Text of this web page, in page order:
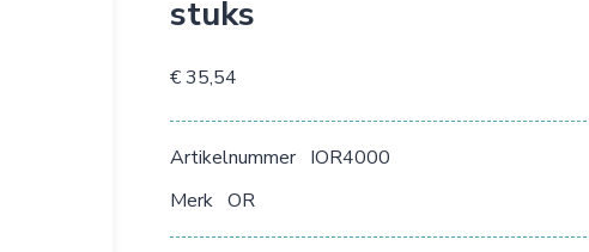
stuks
€ 35,54
Artikelnummer IOR4000
Merk OR